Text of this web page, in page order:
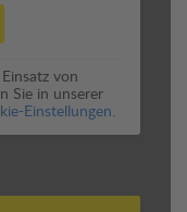
von
Sie in unserer
Einstellungen.